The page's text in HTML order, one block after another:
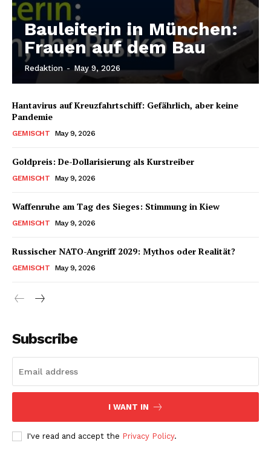
Bauleiterin in München:
Frauen auf dem Bau
Redaktion - May 9, 2026
Hantavirus auf Kreuzfahrtschiff: Gefährlich, aber keine
Pandemie
GEMISCHT May 9, 2026
Goldpreis: De-Dollarisierung als Kurstreiber
GEMISCHT May 9, 2026
Waffenruhe am Tag des Sieges: Stimmung in Kiew
GEMISCHT May 9, 2026
Russischer NATO-Angriff 2029: Mythos oder Realität?
GEMISCHT May 9, 2026
Subscribe
I WANT IN
I've read and accept the Privacy Policy.